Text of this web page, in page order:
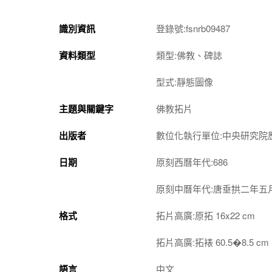
識別資訊 登錄號:fsnrb09487
資料類型 類型:佛教、碑誌
型式:靜態圖像
主題與關鍵字 佛教拓片
出版者 數位化執行單位:中央研究院
日期 原刻西曆年代:686
原刻中曆年代:唐垂拱二年五
格式 拓片高廣:原拓 16x22 cm
拓片高廣:拓裱 60.5�8.5 cm
語言 中文